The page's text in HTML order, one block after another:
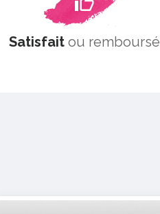
Satisfaitou remboursé